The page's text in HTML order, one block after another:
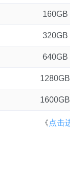
160GB
320GB
640GB
1280GB
1600GB
《点击